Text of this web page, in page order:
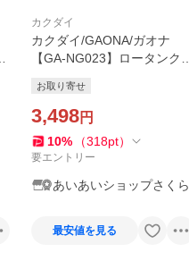
カクダイ
カクダイ/GAONA/ガオナ
【GA-NG023】ロータンク排
51ミリ これエエやん〔▽〕
お取り寄せ
3,498円
10% （318pt）
要エントリー
あいあいショップさくら
最安値を見る